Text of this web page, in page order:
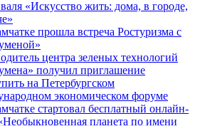
«Искусство жить: дома, в городе,
прошла встреча Ростуризма с
центра зеленых технологий
получил приглашение
на Петербургском
экономическом форуме
стартовал бесплатный онлайн-
планета по имени